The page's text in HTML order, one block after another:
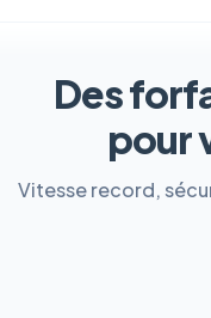
Des
pour
Vitesse record,